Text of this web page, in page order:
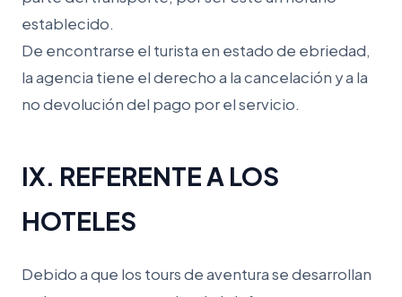
establecido.
De encontrarse el turista en estado de ebriedad,
la agencia tiene el derecho a la cancelación y a la
no devolución del pago por el servicio.
IX. REFERENTE A LOS
HOTELES
Debido a que los tours de aventura se desarrollan